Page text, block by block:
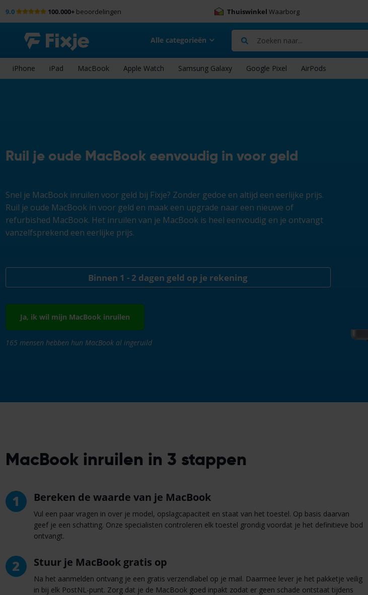
9.0 100.000+beoordelingen Thuiswinkel Waarborg
Alle categorieën
Zoeken
iPhone iPad MacBook Apple Watch Samsung Galaxy Google Pixel AirPods
Ruil je oude MacBook eenvoudig in voor geld
Snel je MacBook inruilen voor geld bij Fixje? Zonder gedoe en altijd een eerlijke prijs.
Ruil je oude MacBook in voor geld en maak een upgrade naar een nieuwe of
refurbished MacBook. Het inruilen van je MacBook is heel eenvoudig en je ontvangt
vanzelfsprekend een eerlijke prijs.
Binnen 1 - 2 dagen geld op je rekening
Ja, ik wil mijn MacBook inruilen
165 mensen hebben hun MacBook al ingeruild
MacBook inruilen in 3 stappen
1 Bereken de waarde van je MacBook
Vul een paar vragen in over je model, opslagcapaciteit en staat van het toestel. Op basis daarvan
geef je een schatting. Onze specialisten controleren elk toestel grondig voordat je het definitieve bod
ontvangt.
2 Stuur je MacBook gratis op
Na het aanmelden ontvang je een gratis verzendlabel op je mail. Daarmee lever je het pakketje veilig
in bij elk PostNL-punt. Zorg dat je de MacBook goed inpakt zodat er geen schade ontstaat tijdens